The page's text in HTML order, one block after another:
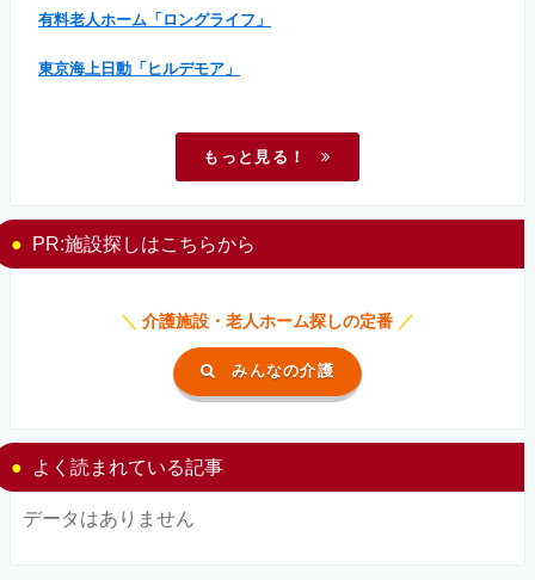
有料老人ホーム「ロングライフ」
東京海上日動「ヒルデモア」
もっと見る！
PR:施設探しはこちらから
＼ 介護施設・老人ホーム探しの定番 ／
みんなの介護
よく読まれている記事
データはありません